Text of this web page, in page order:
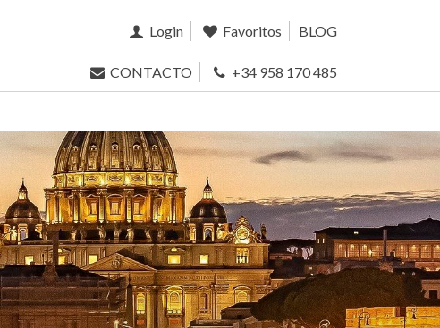
Login Favoritos BLOG
CONTACTO +34 958 170 485